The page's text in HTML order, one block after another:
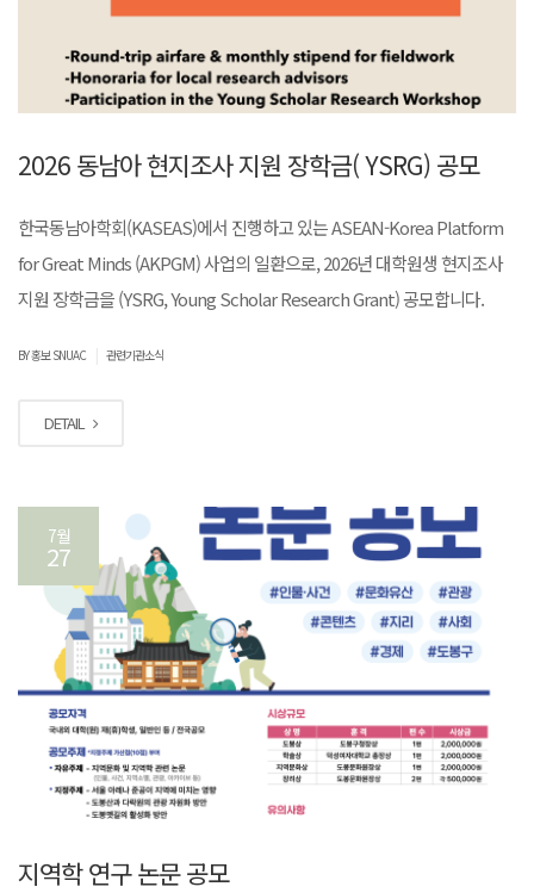
2026 동남아 현지조사 지원 장학금( YSRG) 공모
한국동남아학회(KASEAS)에서 진행하고 있는 ASEAN-Korea Platform
for Great Minds (AKPGM) 사업의 일환으로, 2026년 대학원생 현지조사
지원 장학금을 (YSRG, Young Scholar Research Grant) 공모합니다.
BY 홍보 SNUAC 관련기관소식
DETAIL
7월
27
지역학 연구 논문 공모